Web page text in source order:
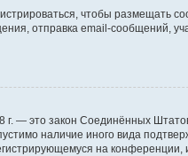
чтобы размещать
отправка email-сообщений,
г. — это закон Соединённых
наличие иного вида
на конференции,